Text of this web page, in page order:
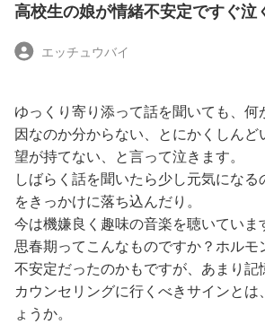
高校生の娘が情緒不安定ですぐ泣
エッチュウバイ
ゆっくり寄り添って話を聞いても、
因なのか分からない、とにかくしん
望が持てない、と言って泣きます。
しばらく話を聞いたら少し元気にな
をきっかけに落ち込んだり。
今は機嫌良く趣味の音楽を聴いていま
思春期ってこんなものですか？ホルモ
不安定だったのかもですが、あまり
カウンセリングに行くべきサインとは
ょうか。